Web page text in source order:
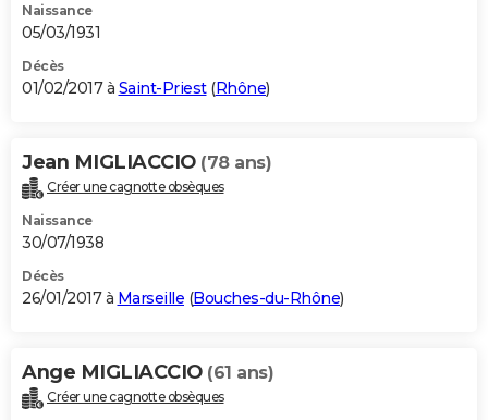
Naissance
05/03/1931
Décès
01/02/2017 à Saint-Priest(Rhône)
Jean MIGLIACCIO (78 ans)
Créer une cagnotte obsèques
Naissance
30/07/1938
Décès
26/01/2017 à Marseille (Bouches-du-Rhône)
Ange MIGLIACCIO (61 ans)
Créer une cagnotte obsèques